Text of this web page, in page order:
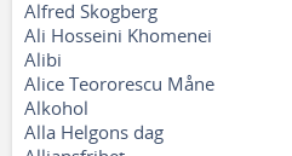
Alfred Skogberg
Ali Hosseini Khomenei
Alibi
Alice Teororescu Måne
Alkohol
Alla Helgons dag